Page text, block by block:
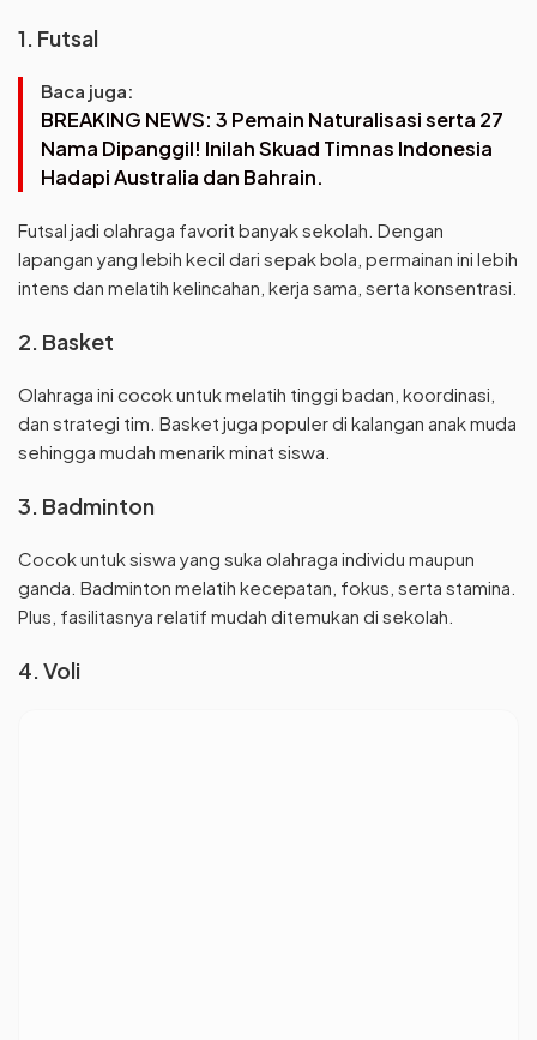
1. Futsal
Baca juga:
BREAKING NEWS: 3 Pemain Naturalisasi serta 27
Nama Dipanggil! Inilah Skuad Timnas Indonesia
Hadapi Australia dan Bahrain.
Futsal jadi olahraga favorit banyak sekolah. Dengan
lapangan yang lebih kecil dari sepak bola, permainan ini lebih
intens dan melatih kelincahan, kerja sama, serta konsentrasi.
2. Basket
Olahraga ini cocok untuk melatih tinggi badan, koordinasi,
dan strategi tim. Basket juga populer di kalangan anak muda
sehingga mudah menarik minat siswa.
3. Badminton
Cocok untuk siswa yang suka olahraga individu maupun
ganda. Badminton melatih kecepatan, fokus, serta stamina.
Plus, fasilitasnya relatif mudah ditemukan di sekolah.
4. Voli